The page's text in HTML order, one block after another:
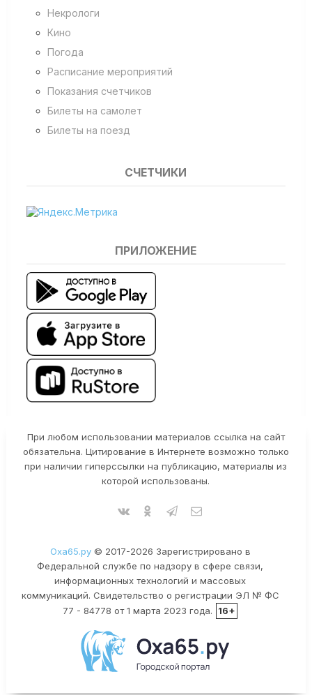
Некрологи
Кино
Погода
Расписание мероприятий
Показания счетчиков
Билеты на самолет
Билеты на поезд
СЧЕТЧИКИ
ПРИЛОЖЕНИЕ
При любом использовании материалов ссылка на сайт
обязательна. Цитирование в Интернете возможно только
при наличии гиперссылки на публикацию, материалы из
которой использованы.
Оха65.ру© 2017-2026 Зарегистрировано в
Федеральной службе по надзору в сфере связи,
информационных технологий и массовых
коммуникаций. Свидетельство о регистрации ЭЛ № ФС
77 - 84778 от 1 марта 2023 года.
16+